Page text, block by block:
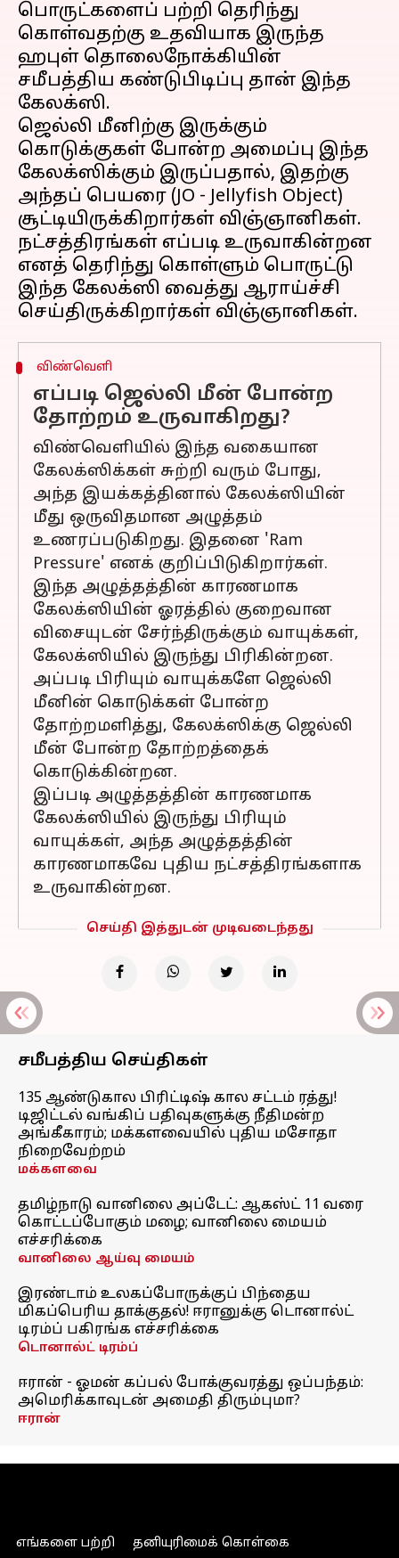
பொருட்களைப் பற்றி தெரிந்து
கொள்வதற்கு உதவியாக இருந்த
ஹபுள் தொலைநோக்கியின்
சமீபத்திய கண்டுபிடிப்பு தான் இந்த
கேலக்ஸி.
ஜெல்லி மீனிற்கு இருக்கும்
கொடுக்குகள் போன்ற அமைப்பு இந்த
கேலக்ஸிக்கும் இருப்பதால், இதற்கு
அந்தப் பெயரை (JO - Jellyfish Object)
சூட்டியிருக்கிறார்கள் விஞ்ஞானிகள்.
நட்சத்திரங்கள் எப்படி உருவாகின்றன
எனத் தெரிந்து கொள்ளும் பொருட்டு
இந்த கேலக்ஸி வைத்து ஆராய்ச்சி
விண்வெளி
எப்படி ஜெல்லி மீன் போன்ற
தோற்றம் உருவாகிறது?
விண்வெளியில் இந்த வகையான
கேலக்ஸிக்கள் சுற்றி வரும் போது,
அந்த இயக்கத்தினால் கேலக்ஸியின்
மீது ஒருவிதமான அழுத்தம்
உணரப்படுகிறது. இதனை 'Ram
Pressure' எனக் குறிப்பிடுகிறார்கள்.
இந்த அழுத்தத்தின் காரணமாக
கேலக்ஸியின் ஓரத்தில் குறைவான
விசையுடன் சேர்ந்திருக்கும் வாயுக்கள்,
கேலக்ஸியில் இருந்து பிரிகின்றன.
அப்படி பிரியும் வாயுக்களே ஜெல்லி
மீனின் கொடுக்கள் போன்ற
தோற்றமளித்து, கேலக்ஸிக்கு ஜெல்லி
மீன் போன்ற தோற்றத்தைக்
கொடுக்கின்றன.
இப்படி அழுத்தத்தின் காரணமாக
கேலக்ஸியில் இருந்து பிரியும்
வாயுக்கள், அந்த அழுத்தத்தின்
காரணமாகவே புதிய நட்சத்திரங்களாக
உருவாகின்றன.
செய்தி இத்துடன் முடிவடைந்தது
சமீபத்திய செய்திகள்
135 ஆண்டுகால பிரிட்டிஷ் கால சட்டம் ரத்து!
டிஜிட்டல் வங்கிப் பதிவுகளுக்கு நீதிமன்ற
அங்கீகாரம்; மக்களவையில் புதிய மசோதா
நிறைவேற்றம்
மக்களவை
தமிழ்நாடு வானிலை அப்டேட்: ஆகஸ்ட் 11 வரை
கொட்டப்போகும் மழை; வானிலை மையம்
எச்சரிக்கை
வானிலை ஆய்வு மையம்
இரண்டாம் உலகப்போருக்குப் பிந்தைய
மிகப்பெரிய தாக்குதல்! ஈரானுக்கு டொனால்ட்
டிரம்ப் பகிரங்க எச்சரிக்கை
டொனால்ட் டிரம்ப்
ஈரான் - ஓமன் கப்பல் போக்குவரத்து ஒப்பந்தம்:
அமெரிக்காவுடன் அமைதி திரும்புமா?
ஈரான்
எங்களை பற்றி தனியுரிமைக் கொள்கை